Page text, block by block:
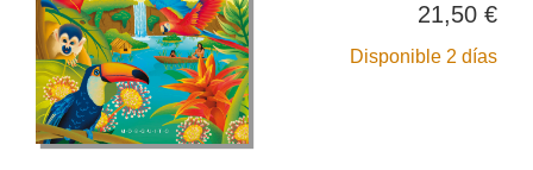
21,50 €
Disponible 2 días